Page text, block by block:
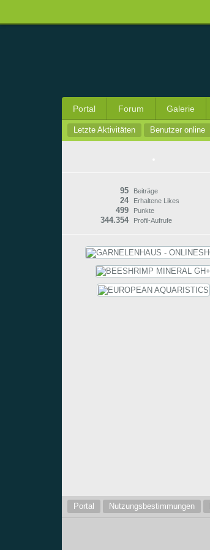
Portal Forum Galerie
Letzte Aktivitäten Benutzer online
Beiträge
95
Erhaltene Likes
24
Punkte
499
Profil-Aufrufe
344.354
Portal Nutzungsbestimmungen